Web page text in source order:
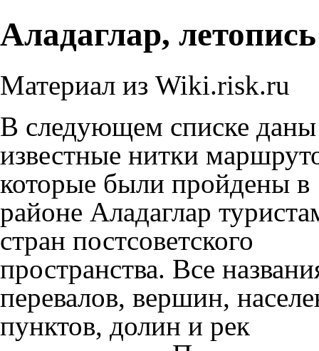
Аладаглар,
Материал из Wiki.risk.ru
В следующем списке даны
известные нитки
которые были пройдены в
районе Аладаглар
стран постсоветского
пространства. Все
перевалов, вершин,
пунктов, долин и рек